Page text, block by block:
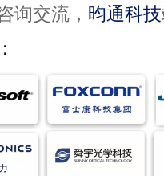
询交流， 昀通科技
：